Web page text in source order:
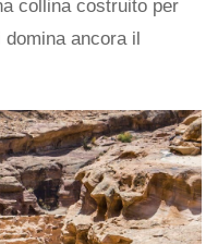
collina costruito per
ancora il